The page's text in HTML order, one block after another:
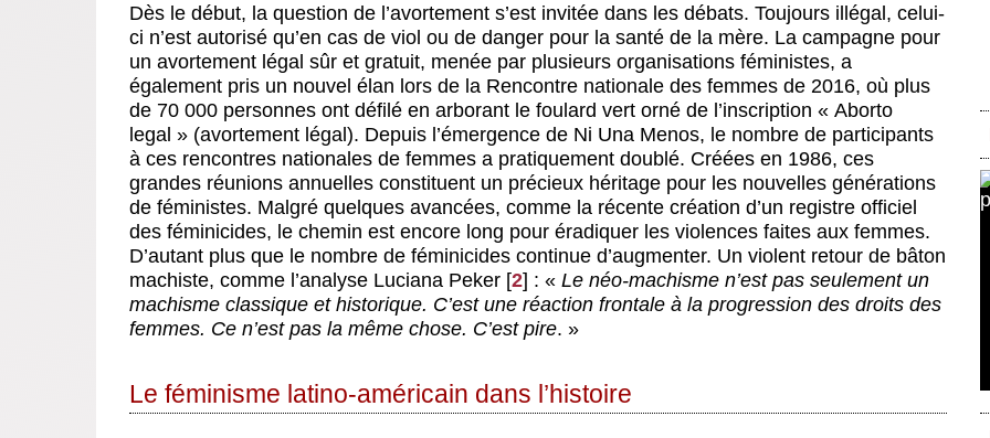
Dès le début, la question de l’avortement s’est invitée dans les débats. Toujours illégal, celui-
ci n’est autorisé qu’en cas de viol ou de danger pour la santé de la mère. La campagne pour
un avortement légal sûr et gratuit, menée par plusieurs organisations féministes, a
également pris un nouvel élan lors de la Rencontre nationale des femmes de 2016, où plus
de 70 000 personnes ont défilé en arborant le foulard vert orné de l’inscription « Aborto
legal » (avortement légal). Depuis l’émergence de Ni Una Menos, le nombre de participants
à ces rencontres nationales de femmes a pratiquement doublé. Créées en 1986, ces
grandes réunions annuelles constituent un précieux héritage pour les nouvelles générations
de féministes. Malgré quelques avancées, comme la récente création d’un registre officiel
des féminicides, le chemin est encore long pour éradiquer les violences faites aux femmes.
D’autant plus que le nombre de féminicides continue d’augmenter. Un violent retour de bâton
machiste, comme l’analyse Luciana Peker [2] : « Le néo-machisme n’est pas seulement un
machisme classique et historique. C’est une réaction frontale à la progression des droits des
femmes. Ce n’est pas la même chose. C’est pire. »
Le féminisme latino-américain dans l’histoire